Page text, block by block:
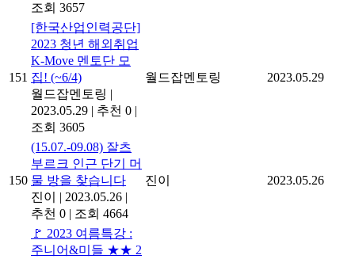
조회 3657
151
[한국산업인력공단]
2023 청년 해외취업
K-Move 멘토단 모
집! (~6/4)
월드잡멘토링 |
2023.05.29 | 추천 0 |
조회 3605
월드잡멘토링 2023.05.29
150
(15.07.-09.08) 잘츠
부르크 인근 단기 머
물 방을 찾습니다
진이
| 2023.05.26 |
추천 0 | 조회 4664
진이 2023.05.26
🚩 2023 여름특강 :
주니어&미들 ★★ 2